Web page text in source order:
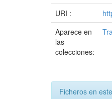
URI :
Aparece en
las
colecciones:
Ficheros en